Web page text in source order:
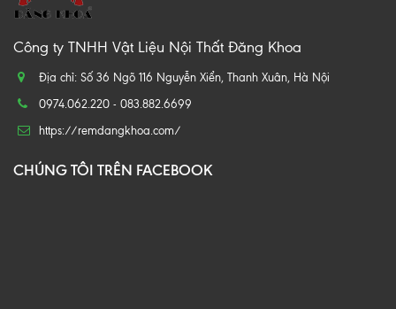
Công ty TNHH Vật Liệu Nội Thất Đăng Khoa
Địa chỉ: Số 36 Ngõ 116 Nguyễn Xiển, Thanh Xuân, Hà Nội
0974.062.220 - 083.882.6699
https://remdangkhoa.com/
CHÚNG TÔI TRÊN FACEBOOK